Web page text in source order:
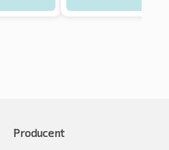
Producent